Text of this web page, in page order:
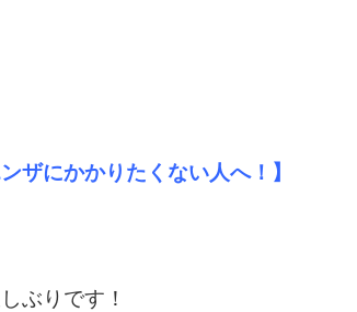
ザにかかりたくない人へ！】
ぶりです！